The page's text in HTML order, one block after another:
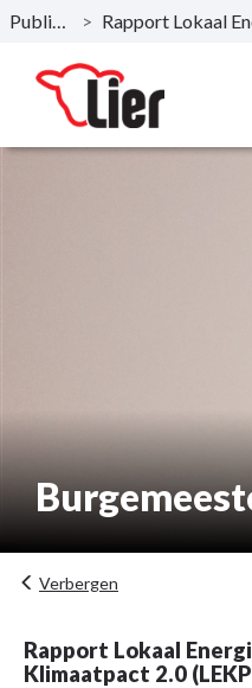
Naar hoofdinhoud
Publicaties >
Verbergen
Rapport Lokaal
Klimaatpact 2.0